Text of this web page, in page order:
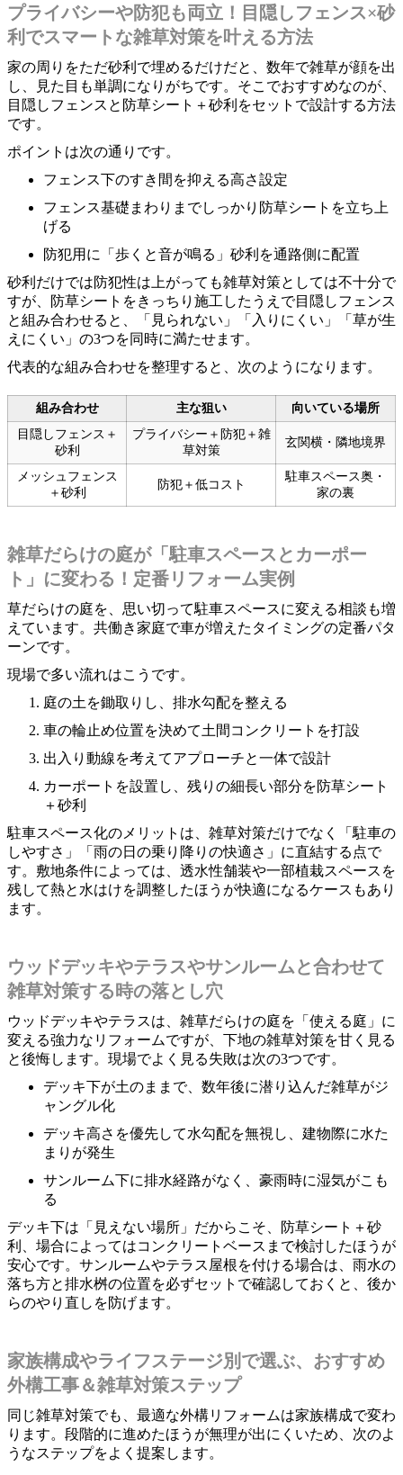
プライバシーや防犯も両立！目隠しフェンス×砂
利でスマートな雑草対策を叶える方法
家の周りをただ砂利で埋めるだけだと、数年で雑草が顔を出
し、見た目も単調になりがちです。そこでおすすめなのが、
目隠しフェンスと防草シート＋砂利をセットで設計する方法
です。
ポイントは次の通りです。
フェンス下のすき間を抑える高さ設定
フェンス基礎まわりまでしっかり防草シートを立ち上
げる
防犯用に「歩くと音が鳴る」砂利を通路側に配置
砂利だけでは防犯性は上がっても雑草対策としては不十分で
すが、防草シートをきっちり施工したうえで目隠しフェンス
と組み合わせると、「見られない」「入りにくい」「草が生
えにくい」の3つを同時に満たせます。
代表的な組み合わせを整理すると、次のようになります。
組み合わせ 主な狙い
向いている場所
目隠しフェンス＋
砂利
プライバシー＋防犯＋雑
草対策
玄関横・隣地境界
メッシュフェンス
＋砂利
防犯＋低コスト
駐車スペース奥・
家の裏
雑草だらけの庭が「駐車スペースとカーポー
ト」に変わる！定番リフォーム実例
草だらけの庭を、思い切って駐車スペースに変える相談も増
えています。共働き家庭で車が増えたタイミングの定番パタ
ーンです。
現場で多い流れはこうです。
庭の土を鋤取りし、排水勾配を整える
車の輪止め位置を決めて土間コンクリートを打設
出入り動線を考えてアプローチと一体で設計
カーポートを設置し、残りの細長い部分を防草シート
＋砂利
駐車スペース化のメリットは、雑草対策だけでなく「駐車の
しやすさ」「雨の日の乗り降りの快適さ」に直結する点で
す。敷地条件によっては、透水性舗装や一部植栽スペースを
残して熱と水はけを調整したほうが快適になるケースもあり
ます。
ウッドデッキやテラスやサンルームと合わせて
雑草対策する時の落とし穴
ウッドデッキやテラスは、雑草だらけの庭を「使える庭」に
変える強力なリフォームですが、下地の雑草対策を甘く見る
と後悔します。現場でよく見る失敗は次の3つです。
デッキ下が土のままで、数年後に潜り込んだ雑草がジ
ャングル化
デッキ高さを優先して水勾配を無視し、建物際に水た
まりが発生
サンルーム下に排水経路がなく、豪雨時に湿気がこも
る
デッキ下は「見えない場所」だからこそ、防草シート＋砂
利、場合によってはコンクリートベースまで検討したほうが
安心です。サンルームやテラス屋根を付ける場合は、雨水の
落ち方と排水桝の位置を必ずセットで確認しておくと、後か
らのやり直しを防げます。
家族構成やライフステージ別で選ぶ、おすすめ
外構工事＆雑草対策ステップ
同じ雑草対策でも、最適な外構リフォームは家族構成で変わ
ります。段階的に進めたほうが無理が出にくいため、次のよ
うなステップをよく提案します。